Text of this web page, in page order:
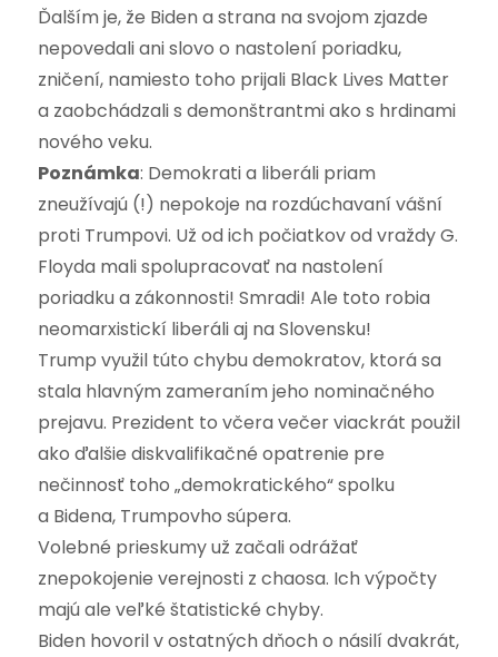
Ďalším je, že Biden a strana na svojom zjazde
nepovedali ani slovo o nastolení poriadku,
zničení, namiesto toho prijali Black Lives Matter
a zaobchádzali s demonštrantmi ako s hrdinami
nového veku.
Poznámka: Demokrati a liberáli priam
zneužívajú (!) nepokoje na rozdúchavaní vášní
proti Trumpovi. Už od ich počiatkov od vraždy G.
Floyda mali spolupracovať na nastolení
poriadku a zákonnosti! Smradi! Ale toto robia
neomarxistickí liberáli aj na Slovensku!
Trump využil túto chybu demokratov, ktorá sa
stala hlavným zameraním jeho nominačného
prejavu. Prezident to včera večer viackrát použil
ako ďalšie diskvalifikačné opatrenie pre
nečinnosť toho „demokratického“ spolku
a Bidena, Trumpovho súpera.
Volebné prieskumy už začali odrážať
znepokojenie verejnosti z chaosa. Ich výpočty
majú ale veľké štatistické chyby.
Biden hovoril v ostatných dňoch o násilí dvakrát,